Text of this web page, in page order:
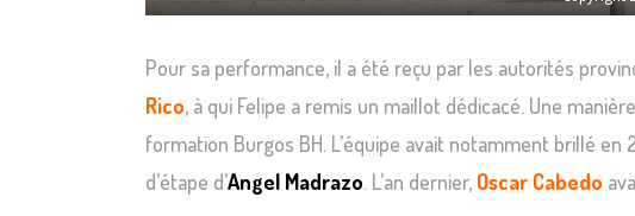
Pour sa performance, il a été reçu par les autorités
Rico, à qui Felipe a remis un maillot dédicacé. Une
formation Burgos BH. L’équipe avait notamment brillé
d’étape d’Angel Madrazo. L’an dernier, Oscar Cabedo